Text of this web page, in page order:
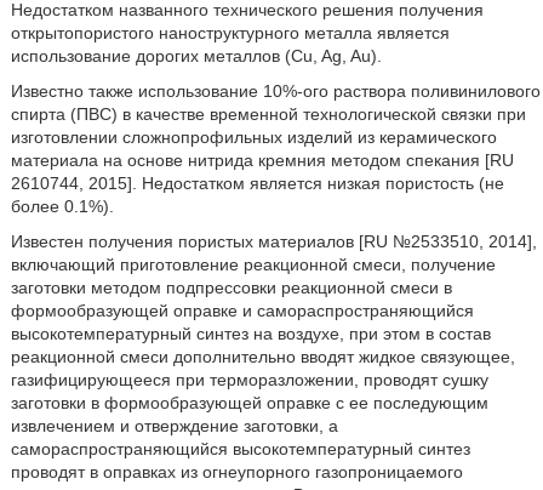
Недостатком названного технического решения получения
открытопористого наноструктурного металла является
использование дорогих металлов (Cu, Ag, Au).
Известно также использование 10%-ого раствора поливинилового
спирта (ПВС) в качестве временной технологической связки при
изготовлении сложнопрофильных изделий из керамического
материала на основе нитрида кремния методом спекания [RU
2610744, 2015]. Недостатком является низкая пористость (не
более 0.1%).
Известен получения пористых материалов [RU №2533510, 2014],
включающий приготовление реакционной смеси, получение
заготовки методом подпрессовки реакционной смеси в
формообразующей оправке и самораспространяющийся
высокотемпературный синтез на воздухе, при этом в состав
реакционной смеси дополнительно вводят жидкое связующее,
газифицирующееся при терморазложении, проводят сушку
заготовки в формообразующей оправке с ее последующим
извлечением и отверждение заготовки, а
самораспространяющийся высокотемпературный синтез
проводят в оправках из огнеупорного газопроницаемого